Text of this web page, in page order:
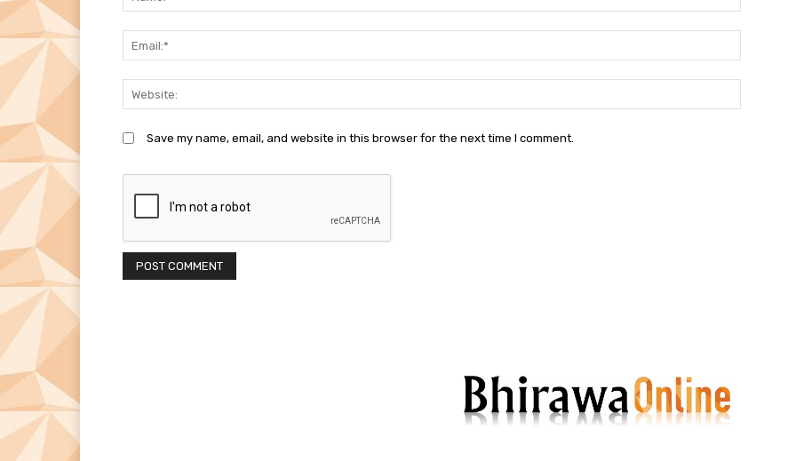
Save my name, email, and website in this browser for the next time I comment.